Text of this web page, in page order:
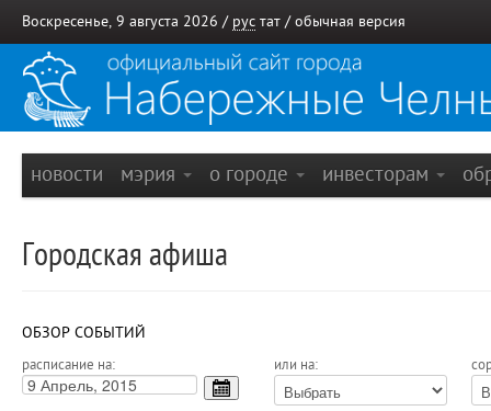
Воскресенье, 9 августа 2026 / рус тат / обычная версия
новости мэрия о городе инвесторам
Городская афиша
ОБЗОР СОБЫТИЙ
расписание на: или на: